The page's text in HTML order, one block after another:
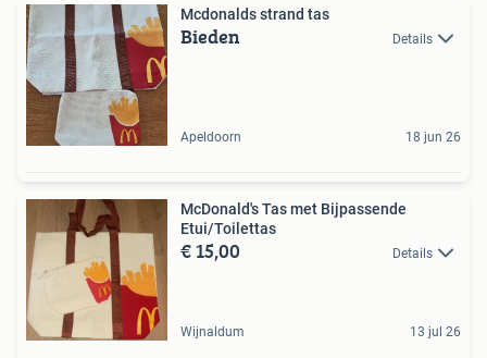
Mcdonalds strand tas
Bieden Details
Apeldoorn 18 jun 26
McDonald's Tas met Bijpassende
Etui/Toilettas
€ 15,00 Details
Wijnaldum 13 jul 26